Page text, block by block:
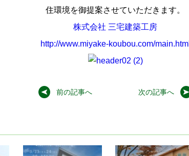
住環境を御提案させていただきます。
株式会社 三宅建築工房
http://www.miyake-koubou.com/main.html
前の記事へ 次の記事へ